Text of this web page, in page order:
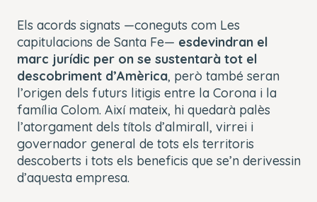
Els acords signats —coneguts com Les
capitulacions de Santa Fe— esdevindran el
marc jurídic per on se sustentarà tot el
descobriment d’Amèrica, però també seran
l’origen dels futurs litigis entre la Corona i la
família Colom. Així mateix, hi quedarà palès
l’atorgament dels títols d’almirall, virrei i
governador general de tots els territoris
descoberts i tots els beneficis que se’n derivessin
d’aquesta empresa.